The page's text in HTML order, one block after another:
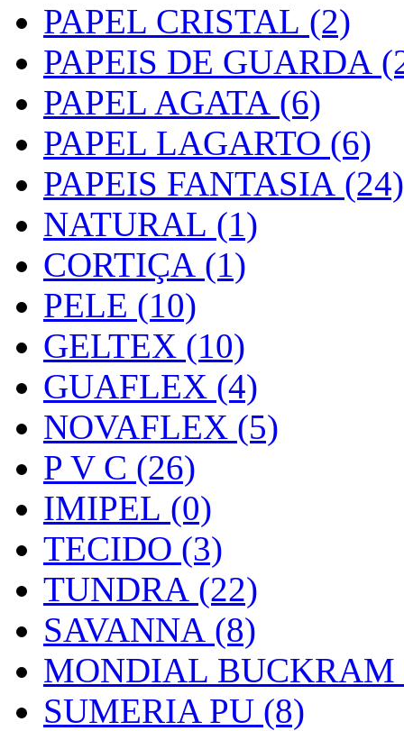
PAPEL CRISTAL (2)
PAPEIS DE GUARDA
PAPEL AGATA (6)
PAPEL LAGARTO (6)
PAPEIS FANTASIA (24)
NATURAL (1)
CORTIÇA (1)
PELE (10)
GELTEX (10)
GUAFLEX (4)
NOVAFLEX (5)
P V C (26)
IMIPEL (0)
TECIDO (3)
TUNDRA (22)
SAVANNA (8)
MONDIAL BUCKRAM
SUMERIA PU (8)